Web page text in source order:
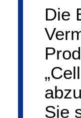
Die
Sie